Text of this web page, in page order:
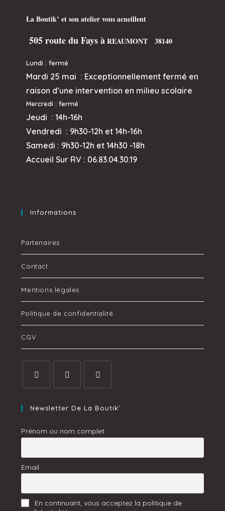
La Boutik’ et son atelier vous acueillent
505 route du Fays àREAUMONT 38140
Lundi : fermé
Mardi 25 mai : Exceptionnellement fermé en
raison d’une intervention en milieu scolaire
Mercredi: fermé
Jeudi :14h-16h
Vendredi : 9h30-12h et 14h-16h
Samedi : 9h30-12h et 14h30 -18h
Accueil Sur RV : 06.83.04.30.19
Informations
Partenaires
Contact
Mentions légales
Politique de confidentialité
CGV
Newsletter De La Boutik’
Prénom ou nom complet
Email
En continuant, vous acceptez la politique de